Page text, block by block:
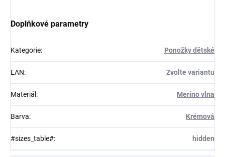
Doplňkové parametry
Kategorie: Ponožky dětské
EAN: Zvolte variantu
Materiál : Merino vlna
Barva: Krémová
#sizes_table#: hidden